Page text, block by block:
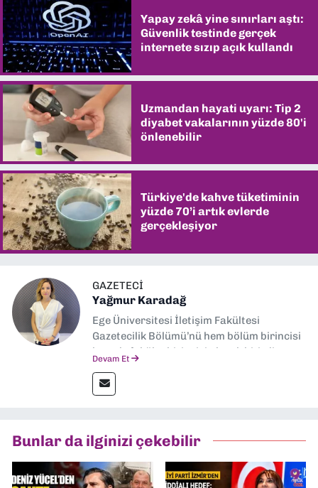
Yapay zekâ yine sınırları aştı:
Güvenlik testinde gerçek
internete sızıp açık kullandı
Uzmandan hayati uyarı: Tip 2
diyabet vakalarının yüzde 80'i
önlenebilir
Türkiye'de kahve tüketiminin
yüzde 70’i artık evlerde
gerçekleşiyor
GAZETECI
Yağmur Karadağ
Ege Üniversitesi İletişim Fakültesi
Gazetecilik Bölümü’nü hem bölüm birincisi
hem de fakülte birincisi olarak bitirdim.
İletişim” üzerine yüksek lisans eğitimimi
tamamladım. Halen aynı anabilim dalında
Müdürü” olarak görev almaktayım. Hak
odaklı haberciliğe dair çalışmalar
yapıyorum
Devam Et
Bunlar da ilginizi çekebilir